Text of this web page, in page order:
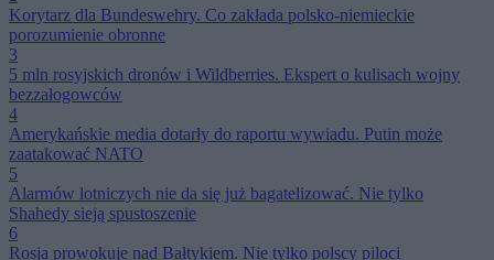
Korytarz dla Bundeswehry. Co zakłada polsko-niemieckie
porozumienie obronne
3
5 mln rosyjskich dronów i Wildberries. Ekspert o kulisach wojny
bezzałogowców
4
Amerykańskie media dotarły do raportu wywiadu. Putin może
zaatakować NATO
5
Alarmów lotniczych nie da się już bagatelizować. Nie tylko
Shahedy sieją spustoszenie
6
Rosja prowokuje nad Bałtykiem. Nie tylko polscy piloci